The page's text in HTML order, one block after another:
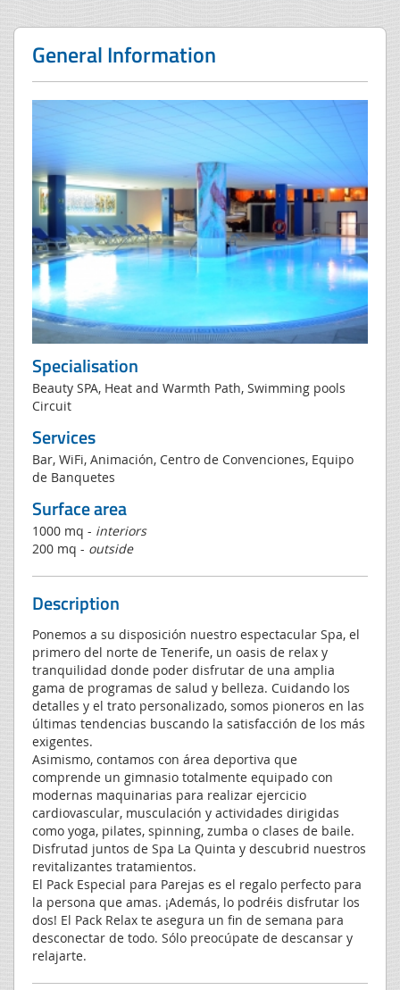
General Information
Specialisation
Beauty SPA, Heat and Warmth Path, Swimming pools
Circuit
Services
Bar, WiFi, Animación, Centro de Convenciones, Equipo
de Banquetes
Surface area
1000 mq - interiors
200 mq - outside
Description
Ponemos a su disposición nuestro espectacular Spa, el
primero del norte de Tenerife, un oasis de relax y
tranquilidad donde poder disfrutar de una amplia
gama de programas de salud y belleza. Cuidando los
detalles y el trato personalizado, somos pioneros en las
últimas tendencias buscando la satisfacción de los más
exigentes.
Asimismo, contamos con área deportiva que
comprende un gimnasio totalmente equipado con
modernas maquinarias para realizar ejercicio
cardiovascular, musculación y actividades dirigidas
como yoga, pilates, spinning, zumba o clases de baile.
Disfrutad juntos de Spa La Quinta y descubrid nuestros
revitalizantes tratamientos.
El Pack Especial para Parejas es el regalo perfecto para
la persona que amas. ¡Además, lo podréis disfrutar los
dos! El Pack Relax te asegura un fin de semana para
desconectar de todo. Sólo preocúpate de descansar y
relajarte.